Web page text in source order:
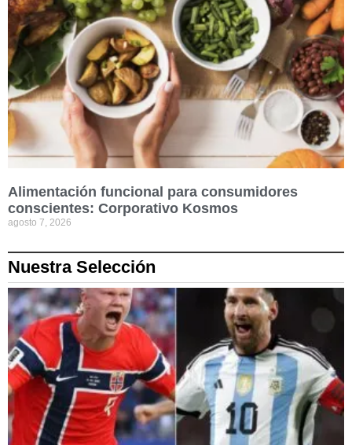
Alimentación funcional para consumidores
conscientes: Corporativo Kosmos
agosto 7, 2026
Nuestra Selección